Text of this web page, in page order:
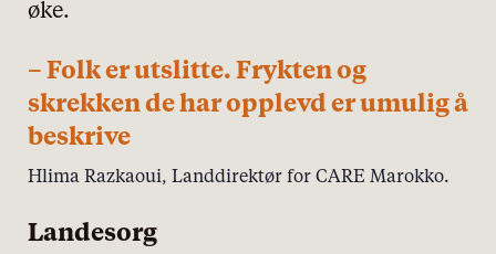
øke.
– Folk er utslitte. Frykten og
skrekken de har opplevd er umulig å
beskrive
Hlima Razkaoui, Landdirektør for CARE Marokko.
Landesorg